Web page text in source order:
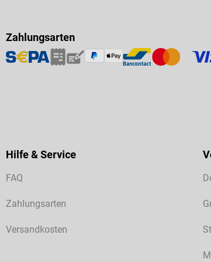
Zahlungsarten
Hilfe & Service
FAQ
Zahlungsarten
Versandkosten